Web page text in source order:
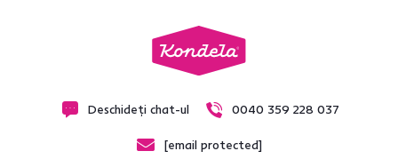
Deschideți chat-ul 0040 359 228 037
[email protected]